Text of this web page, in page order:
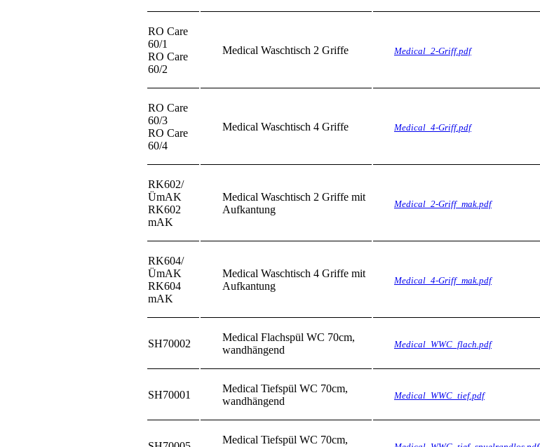
RO Care
60/1
RO Care
60/2
Medical Waschtisch 2 Griffe Medical_2-Griff.pdf
RO Care
60/3
RO Care
60/4
Medical Waschtisch 4 Griffe Medical_4-Griff.pdf
RK602/
ÜmAK
RK602
mAK
Medical Waschtisch 2 Griffe mit
Aufkantung
Medical_2-Griff_mak.pdf
RK604/
ÜmAK
RK604
mAK
Medical Waschtisch 4 Griffe mit
Aufkantung
Medical_4-Griff_mak.pdf
SH70002
Medical Flachspül WC 70cm,
wandhängend
Medical_WWC_flach.pdf
SH70001
Medical Tiefspül WC 70cm,
wandhängend
Medical_WWC_tief.pdf
Medical Tiefspül WC 70cm,